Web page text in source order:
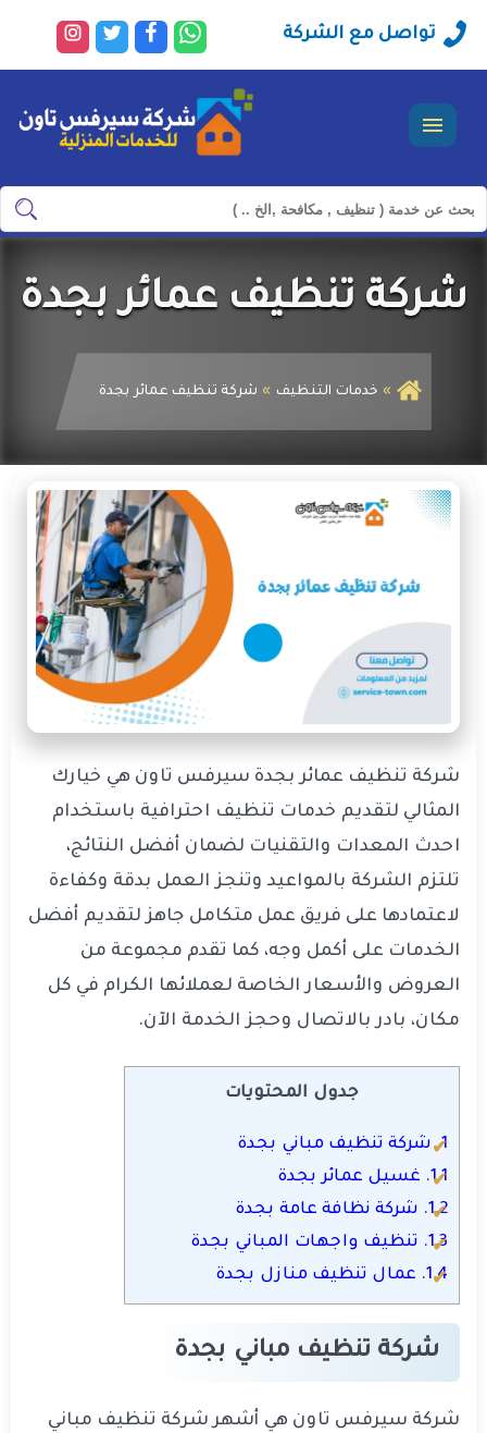
تواصل مع الشركة
راسلنا تابعنا تابعنا
القائمة
ابحث
في
شركة
سيرفس
شركة تنظيف عمائر بجدة
خدمات التنظيف شركة تنظيف عمائر بجدة
شركة تنظيف عمائر بجدة سيرفس تاون هي خيارك
المثالي لتقديم خدمات تنظيف احترافية باستخدام
احدث المعدات والتقنيات لضمان أفضل النتائج،
تلتزم الشركة بالمواعيد وتنجز العمل بدقة وكفاءة
لاعتمادها على فريق عمل متكامل جاهز لتقديم أفضل
الخدمات على أكمل وجه، كما تقدم مجموعة من
العروض والأسعار الخاصة لعملائها الكرام في كل
مكان، بادر بالاتصال وحجز الخدمة الآن.
جدول المحتويات
1. شركة تنظيف مباني بجدة
1.1. غسيل عمائر بجدة
1.2. شركة نظافة عامة بجدة
1.3. تنظيف واجهات المباني بجدة
1.4. عمال تنظيف منازل بجدة
شركة تنظيف مباني بجدة
شركة سيرفس تاون هي أشهر شركة تنظيف مباني